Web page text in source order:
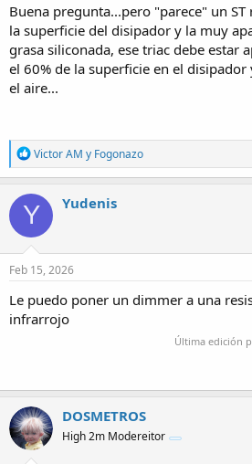
Buena pregunta...pero "parece" un
la superficie del disipador y la muy
grasa siliconada, ese triac debe estar
el 60% de la superficie en el disipador
el aire...
R
e
a
c
t
o
n
s
Victor AM y Fogonazo
Y Yudenis
Feb 15, 2026
Le puedo poner un dimmer a una
infrarrojo
Última edición
DOSMETROS
High 2m Modereitor